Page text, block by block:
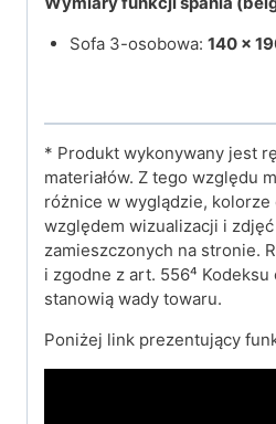
Sofa 3-osobowa: 140 ×
* Produkt wykonywany jest
materiałów. Z tego względu
różnice w wyglądzie, kolorze
względem wizualizacji i
zamieszczonych na stronie.
i zgodne z art. 556⁴
stanowią wady towaru.
Poniżej link prezentujący